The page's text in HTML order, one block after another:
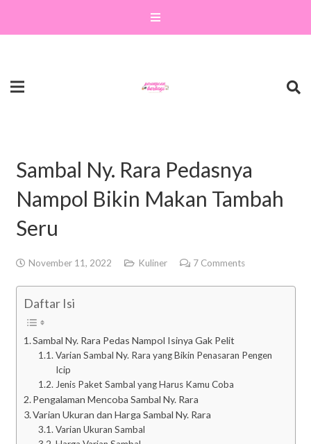
Sambal Ny. Rara Pedasnya
Nampol Bikin Makan Tambah
Seru
November 11, 2022 Kuliner 7 Comments
Daftar Isi
Sambal Ny. Rara Pedas Nampol Isinya Gak Pelit
Varian Sambal Ny. Rara yang Bikin Penasaran Pengen
Icip
Jenis Paket Sambal yang Harus Kamu Coba
Pengalaman Mencoba Sambal Ny. Rara
Varian Ukuran dan Harga Sambal Ny. Rara
Varian Ukuran Sambal